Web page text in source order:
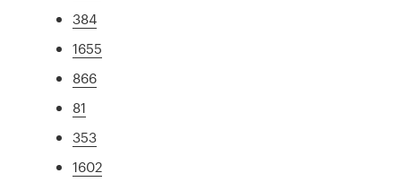
384
1655
866
81
353
1602